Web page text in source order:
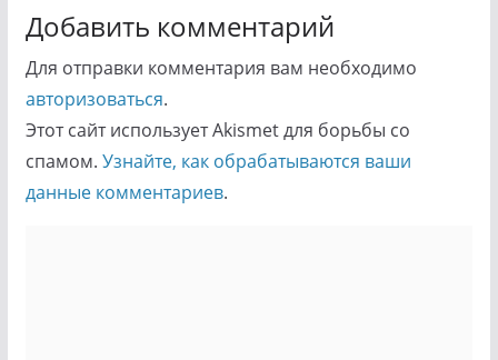
Добавить комментарий
Для отправки комментария вам необходимо
авторизоваться.
Этот сайт использует Akismet для борьбы со
спамом. Узнайте, как обрабатываются ваши
данные комментариев.